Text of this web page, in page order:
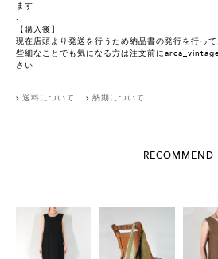
ます
.
【購入後】
現在店頭より発送を行うため納品書の発行を行っ
些細なことでも気になる方は注文前に
さい
送料について 納期について
RECOMMEND